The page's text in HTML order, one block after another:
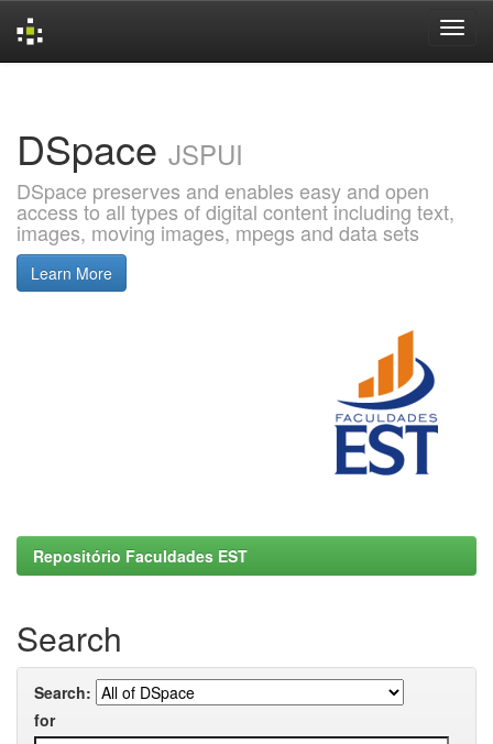
DSpace JSPUI
DSpace preserves and enables easy and open
access to all types of digital content including text,
images, moving images, mpegs and data sets
Learn More
Repositório Faculdades EST
Search
Search:
for